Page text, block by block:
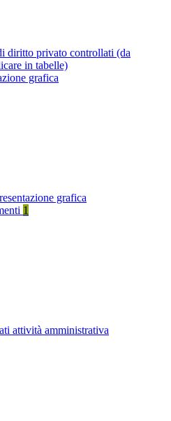
diritto privato controllati (da
in tabelle)
grafica
grafica
1
attività amministrativa